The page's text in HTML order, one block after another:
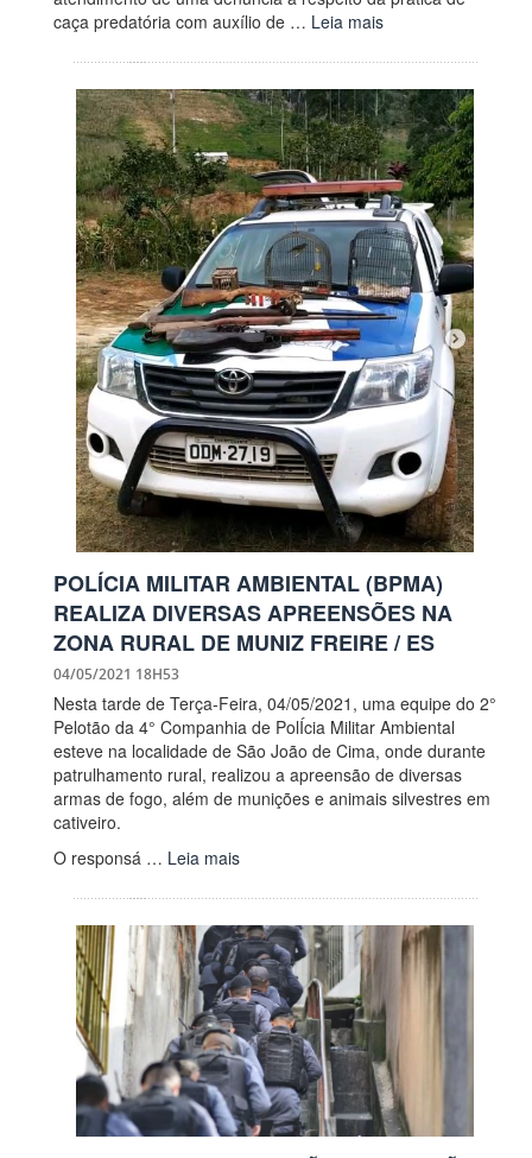
caça predatória com auxílio de … Leia mais
POLÍCIA MILITAR AMBIENTAL (BPMA)
REALIZA DIVERSAS APREENSÕES NA
ZONA RURAL DE MUNIZ FREIRE / ES
04/05/2021 18H53
Nesta tarde de Terça-Feira, 04/05/2021, uma equipe do 2°
Pelotão da 4° Companhia de PolÍcia Militar Ambiental
esteve na localidade de São João de Cima, onde durante
patrulhamento rural, realizou a apreensão de diversas
armas de fogo, além de munições e animais silvestres em
cativeiro.
O responsá … Leia mais